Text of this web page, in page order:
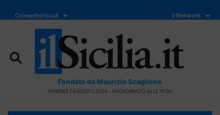
Cronache locali Il Network
Fondato da Maurizio Scaglione
VENERDÌ 7 AGOSTO 2026 - AGGIORNATO ALLE 19:00